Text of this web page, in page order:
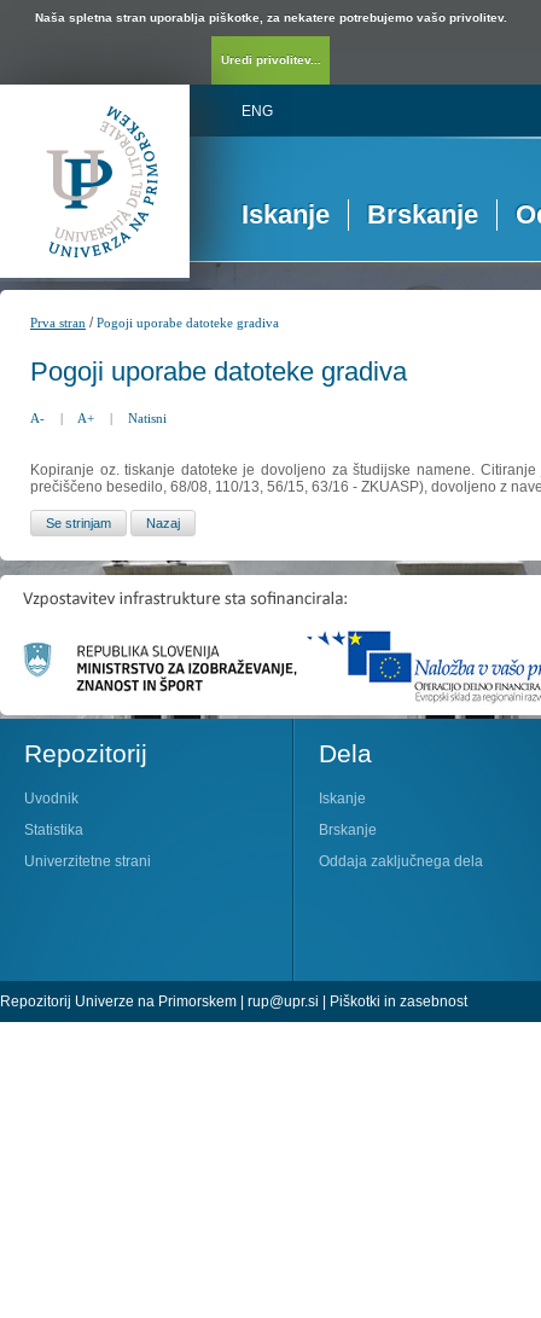
Naša spletna stran uporablja piškotke, za nekatere potrebujemo vašo privolitev.
Uredi privolitev...
ENG
Iskanje Brskanje
Prva stran /Pogoji uporabe datoteke gradiva
Pogoji uporabe datoteke gradiva
A- | A+ | Natisni
Kopiranje oz. tiskanje datoteke je dovoljeno za študijske namene.
prečiščeno besedilo, 68/08, 110/13, 56/15, 63/16 - ZKUASP), dovoljeno z
Repozitorij
Uvodnik
Statistika
Univerzitetne strani
Dela
Iskanje
Brskanje
Oddaja zaključnega dela
Repozitorij Univerze na Primorskem | rup@upr.si | Piškotki in zasebnost